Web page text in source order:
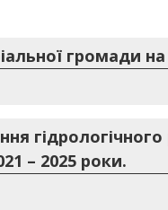
громади на
– 2025 роки.